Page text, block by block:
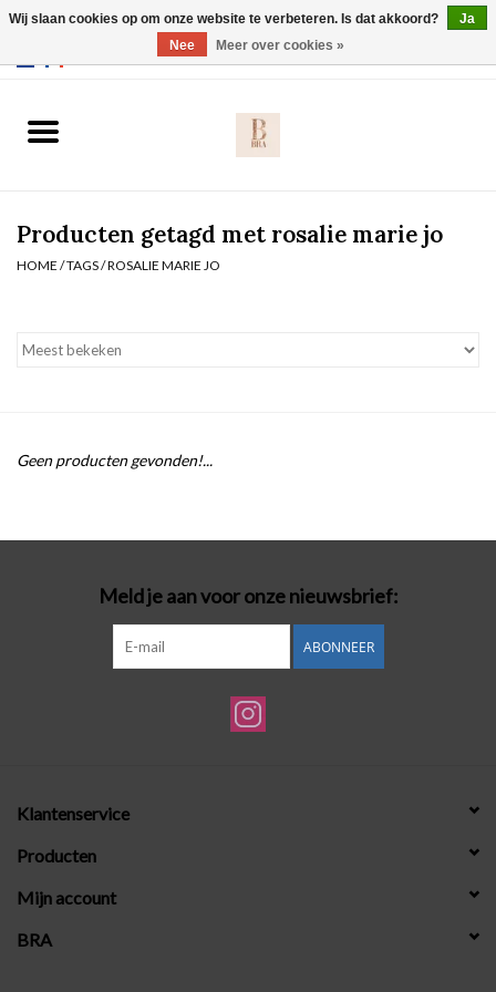
Slip
Nachtmode
Badmode
Lingerie-accessoires
Cadeaubonnen
Producten getagd met rosalie marie jo
HOME /TAGS/ROSALIE MARIE JO
Geen producten gevonden!...
Meld je aan voor onze nieuwsbrief:
ABONNEER
Klantenservice
Producten
Mijn account
BRA
Wij slaan cookies op om onze website te verbeteren. Is dat akkoord?
Ja
Nee
Meer over cookies »
Webshop werkt met EU maten. .